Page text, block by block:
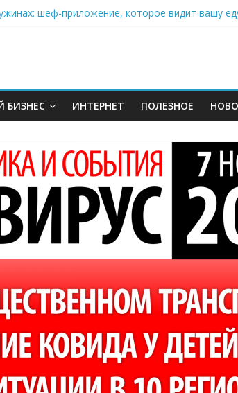
шеф-приложение, которое видит вашу
БИЗНЕС ИНТЕРНЕТ ПОЛЕЗНОЕ